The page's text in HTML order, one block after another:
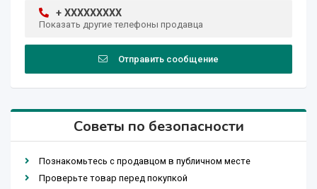
+ XXXXXXXXX
Показать другие телефоны продавца
Отправить сообщение
Советы по безопасности
Познакомьтесь с продавцом в публичном месте
Проверьте товар перед покупкой